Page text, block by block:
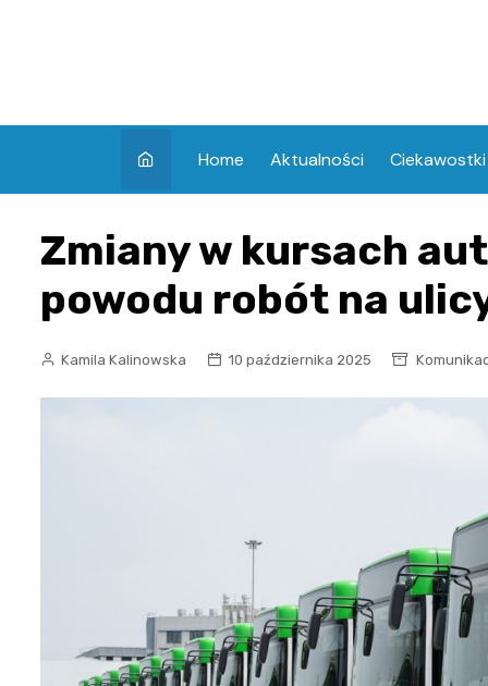
Home Aktualności Ciekawostki
Zmiany w kursach
powodu robót na
Kamila Kalinowska 10 października 2025